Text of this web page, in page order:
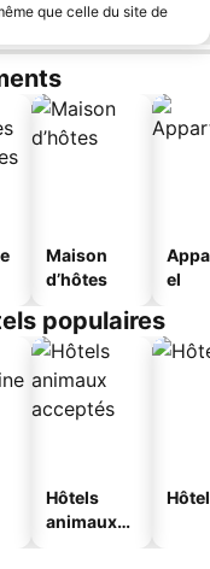
que celle du site de
Maison
d’hôtes
el
populaires
Hôtels
animaux